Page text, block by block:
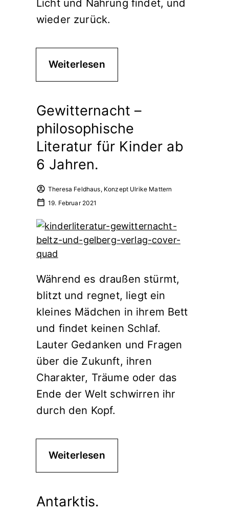
Licht und Nahrung findet, und
wieder zurück.
Weiterlesen
Gewitternacht –
philosophische
Literatur für Kinder ab
6 Jahren.
Theresa Feldhaus, Konzept Ulrike Mattern
19. Februar 2021
Während es draußen stürmt,
blitzt und regnet, liegt ein
kleines Mädchen in ihrem Bett
und findet keinen Schlaf.
Lauter Gedanken und Fragen
über die Zukunft, ihren
Charakter, Träume oder das
Ende der Welt schwirren ihr
durch den Kopf.
Weiterlesen
Antarktis.